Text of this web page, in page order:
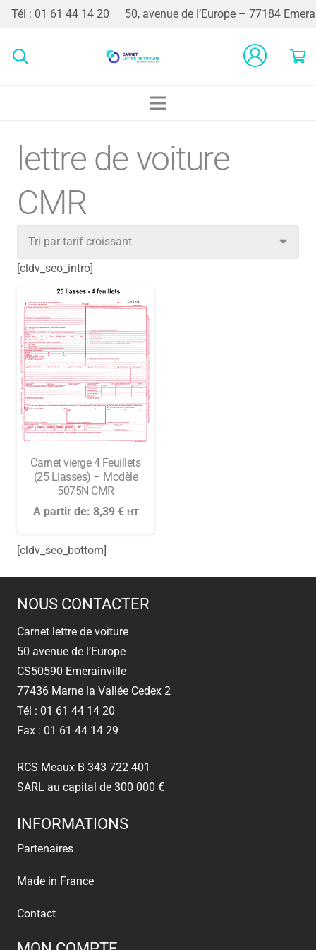
Tél : 01 61 44 14 20 50, avenue de l’Europe – 77184
lettre de voiture
CMR
[cldv_seo_intro]
Carnet vierge 4 Feuillets
(25 Liasses) – Modèle
5075N CMR
A partir de: 8,39 € HT
[cldv_seo_bottom]
NOUS CONTACTER
Carnet lettre de voiture
50 avenue de l’Europe
CS50590 Emerainville
77436 Marne la Vallée Cedex 2
Tél : 01 61 44 14 20
Fax : 01 61 44 14 29
RCS Meaux B 343 722 401
SARL au capital de 300 000 €
INFORMATIONS
Partenaires
Made in France
Contact